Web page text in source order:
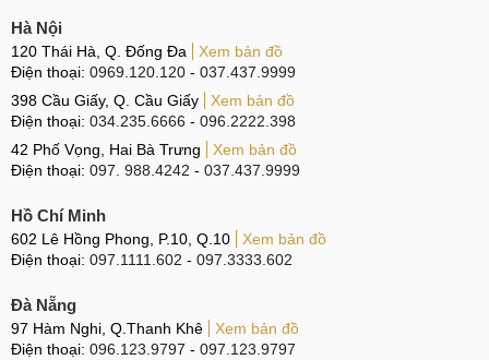
Hà Nội
120 Thái Hà, Q. Đống Đa
Xem bản đồ
Điện thoại: 0969.120.120 - 037.437.9999
398 Cầu Giấy, Q. Cầu Giấy
Xem bản đồ
Điện thoại: 034.235.6666 - 096.2222.398
42 Phố Vọng, Hai Bà Trưng
Xem bản đồ
Điện thoại: 097. 988.4242 - 037.437.9999
Hồ Chí Minh
602 Lê Hồng Phong, P.10, Q.10
Xem bản đồ
Điện thoại: 097.1111.602 - 097.3333.602
Đà Nẵng
97 Hàm Nghi, Q.Thanh Khê
Xem bản đồ
Điện thoại: 096.123.9797 - 097.123.9797